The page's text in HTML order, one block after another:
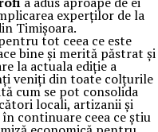
experților de la
Timișoara.
tot ceea ce este
bine și merită păstrat și
la actuala ediție a
veniți din toate colțurile
cum se pot consolida
locali, artizanii și
continuare ceea ce știu